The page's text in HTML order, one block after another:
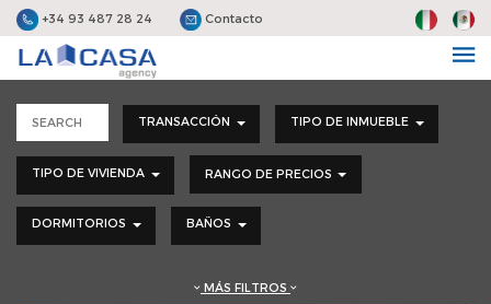
+34 93 487 28 24 Contacto
TRANSACCIÓN TIPO DE INMUEBLE
TIPO DE VIVIENDA RANGO DE PRECIOS
DORMITORIOS BAÑOS
MÁS FILTROS